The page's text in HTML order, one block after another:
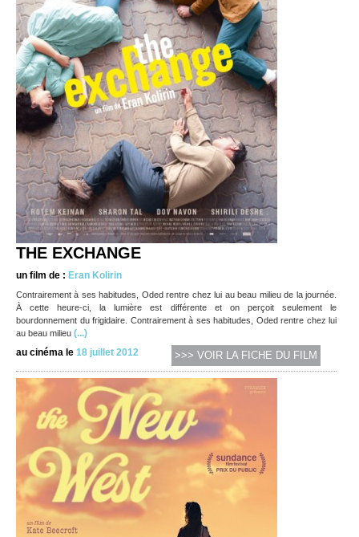
THE EXCHANGE
un film de : Eran Kolirin
Contrairement à ses habitudes, Oded rentre chez lui au beau milieu de la journée.
À cette heure-ci, la lumière est différente et on perçoit seulement le
bourdonnement du frigidaire. Contrairement à ses habitudes, Oded rentre chez lui
au beau milieu (...)
au cinéma le 18 juillet 2012 >>> VOIR LA FICHE DU FILM